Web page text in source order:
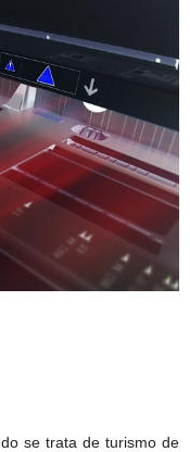
se trata de turismo de